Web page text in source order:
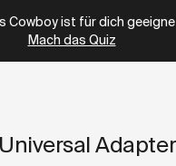
Cowboy ist für dich
Mach das Quiz
ist in deiner Nähe
Adapter